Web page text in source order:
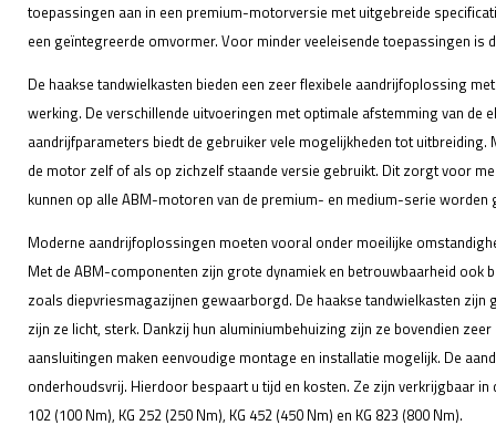
toepassingen aan in een premium-motorversie met uitgebreide
een geïntegreerde omvormer. Voor minder veeleisende toepassingen
De haakse tandwielkasten bieden een zeer flexibele aandrijfoplossing
werking. De verschillende uitvoeringen met optimale afstemming van de
aandrijfparameters biedt de gebruiker vele mogelijkheden tot
de motor zelf of als op zichzelf staande versie gebruikt. Dit zorgt voor
kunnen op alle ABM-motoren van de premium- en medium-serie worden
Moderne aandrijfoplossingen moeten vooral onder moeilijke
Met de ABM-componenten zijn grote dynamiek en betrouwbaarheid ook
zoals diepvriesmagazijnen gewaarborgd. De haakse tandwielkasten
zijn ze licht, sterk. Dankzij hun aluminiumbehuizing zijn ze bovendien
aansluitingen maken eenvoudige montage en installatie mogelijk. De
onderhoudsvrij. Hierdoor bespaart u tijd en kosten. Ze zijn verkrijgbaar in
102 (100 Nm), KG 252 (250 Nm), KG 452 (450 Nm) en KG 823 (800 Nm).